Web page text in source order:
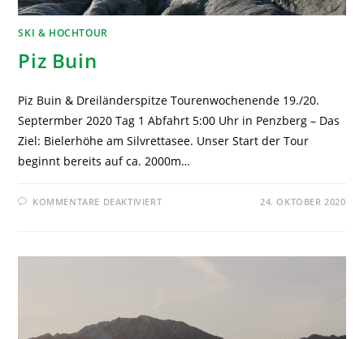
SKI & HOCHTOUR
Piz Buin
Piz Buin & Dreiländerspitze Tourenwochenende 19./20.
Septermber 2020 Tag 1 Abfahrt 5:00 Uhr in Penzberg – Das
Ziel: Bielerhöhe am Silvrettasee. Unser Start der Tour
beginnt bereits auf ca. 2000m…
KOMMENTARE DEAKTIVIERT 24. OKTOBER 2020